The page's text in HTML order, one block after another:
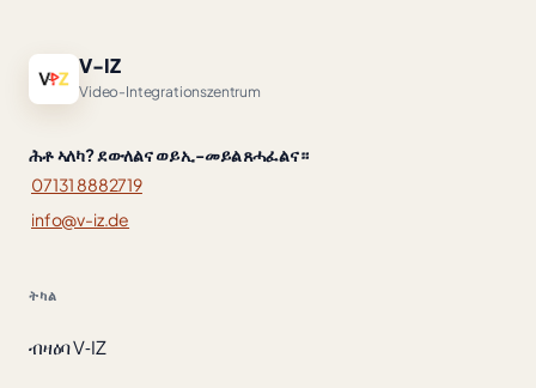
V-IZ
Video-Integrationszentrum
ሕቶ ኣለካ? ደውለልና ወይ ኢ-መይል ጸሓፈልና።
07131 8882719
info@v-iz.de
ትካል
ብዛዕባ V‑IZ